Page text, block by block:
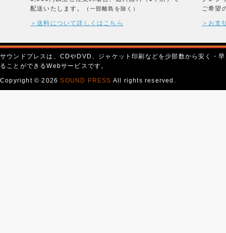
配送いたします。
（一部離島を除く）
＞送料について詳しくはこちら
ご希望
＞お支
サウンドプレスは、CDやDVD、ジャケット印刷などを少部数から安く・
ることができるWebサービスです。
Copyright © 2026SOUND PRESS All rights reserved.